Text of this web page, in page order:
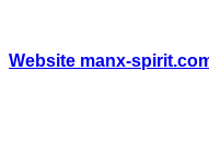
content
Website manx-